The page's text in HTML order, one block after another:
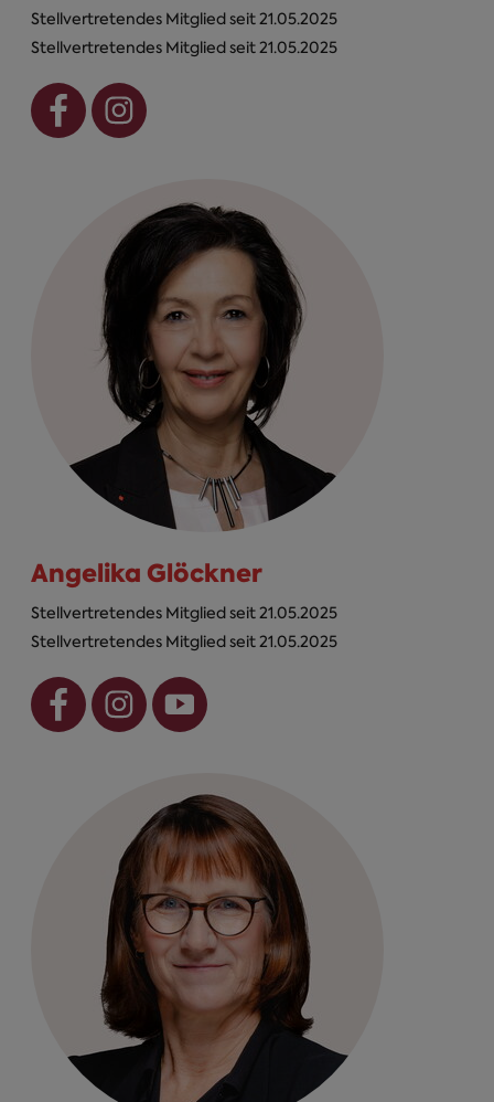
Stellvertretendes Mitglied seit 21.05.2025
Stellvertretendes Mitglied seit 21.05.2025
Angelika Glöckner
Stellvertretendes Mitglied seit 21.05.2025
Stellvertretendes Mitglied seit 21.05.2025